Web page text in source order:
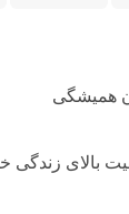
همیشگی
بالای